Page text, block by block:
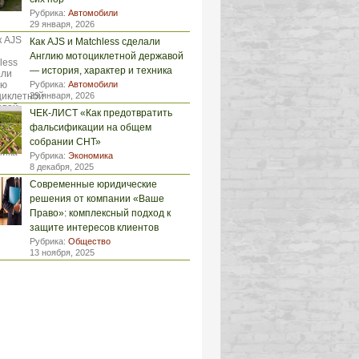
Рубрика: Автомобили
29 января, 2026
Как AJS и Matchless сделали
Англию мотоциклетной державой
— история, характер и техника
Рубрика: Автомобили
29 января, 2026
ЧЕК-ЛИСТ «Как предотвратить
фальсификации на общем
собрании СНТ»
Рубрика: Экономика
8 декабря, 2025
Современные юридические
решения от компании «Ваше
Право»: комплексный подход к
защите интересов клиентов
Рубрика: Общество
13 ноября, 2025